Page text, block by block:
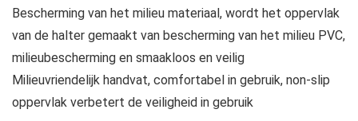
Bescherming van het milieu materiaal, wordt het oppervlak
van de halter gemaakt van bescherming van het milieu PVC,
milieubescherming en smaakloos en veilig
Milieuvriendelijk handvat, comfortabel in gebruik, non-slip
oppervlak verbetert de veiligheid in gebruik